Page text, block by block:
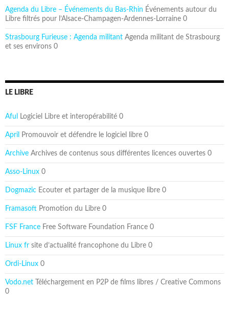
Agenda du Libre – Événements du Bas-Rhin Événements autour du
Libre filtrés pour l’Alsace-Champagen-Ardennes-Lorraine 0
Strasbourg Furieuse : Agenda militant Agenda militant de Strasbourg
et ses environs 0
LE LIBRE
Aful Logiciel Libre et interopérabilité 0
April Promouvoir et défendre le logiciel libre 0
Archive Archives de contenus sous différentes licences ouvertes 0
Asso-Linux 0
Dogmazic Ecouter et partager de la musique libre 0
Framasoft Promotion du Libre 0
FSF France Free Software Foundation France 0
Linux fr site d’actualité francophone du Libre 0
Ordi-Linux 0
Vodo.net Téléchargement en P2P de films libres / Creative Commons
0